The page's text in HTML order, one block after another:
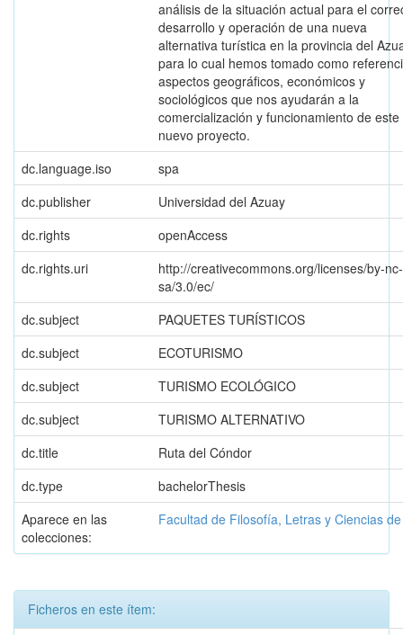
análisis de la situación actual para el
desarrollo y operación de una nueva
alternativa turística en la provincia del
para lo cual hemos tomado como
aspectos geográficos, económicos y
sociológicos que nos ayudarán a la
comercialización y funcionamiento de este
nuevo proyecto.
dc.language.iso
spa
dc.publisher
Universidad del Azuay
dc.rights
openAccess
dc.rights.uri
http://creativecommons.org/licenses/by-nc-
sa/3.0/ec/
dc.subject
PAQUETES TURÍSTICOS
dc.subject
ECOTURISMO
dc.subject
TURISMO ECOLÓGICO
dc.subject
TURISMO ALTERNATIVO
dc.title
Ruta del Cóndor
dc.type
bachelorThesis
Aparece en las
colecciones:
Facultad de Filosofía, Letras y Ciencias
Ficheros en este ítem: